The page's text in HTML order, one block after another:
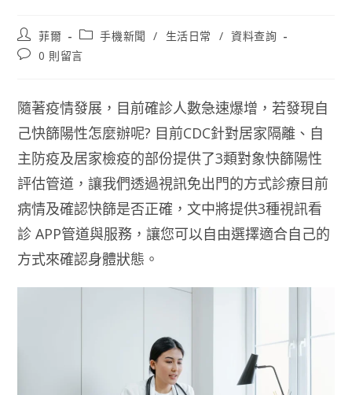
文
章
作
菲爾
文
章
類
手機新聞 / 生活日常 / 資料查詢
文
論：
0 則留言
隨著疫情發展，目前確診人數急速爆增，若發現自
己快篩陽性怎麼辦呢? 目前CDC針對居家隔離、自
主防疫及居家檢疫的部份提供了3類對象快篩陽性
評估管道，讓我們透過視訊免出門的方式診療目前
病情及確認快篩是否正確，文中將提供3種視訊看
診 APP管道與服務，讓您可以自由選擇適合自己的
方式來確認身體狀態。